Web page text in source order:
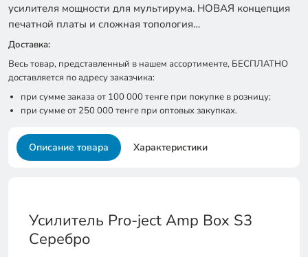
усилителя мощности для мультирума. НОВАЯ концепция
печатной платы и сложная топология…
Доставка:
Весь товар, представленный в нашем ассортименте, БЕСПЛАТНО
доставляется по адресу заказчика:
при сумме заказа от 100 000 тенге при покупке в розницу;
при сумме от 250 000 тенге при оптовых закупках.
Описание товара Характеристики
Усилитель Pro-ject Amp Box S3
Серебро